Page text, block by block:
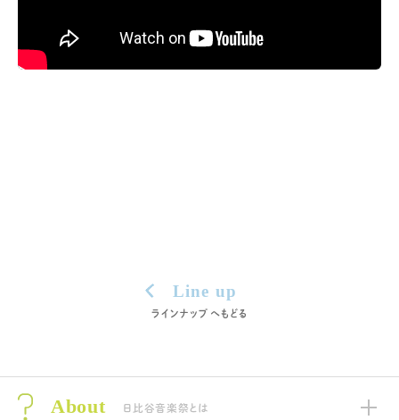
Line up
ラインナップへもどる
About 日比谷音楽祭とは